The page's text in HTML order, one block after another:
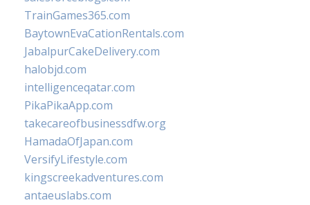
TrainGames365.com
BaytownEvaCationRentals.com
JabalpurCakeDelivery.com
halobjd.com
intelligenceqatar.com
PikaPikaApp.com
takecareofbusinessdfw.org
HamadaOfJapan.com
VersifyLifestyle.com
kingscreekadventures.com
antaeuslabs.com